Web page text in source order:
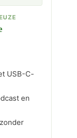
USB-C-
en